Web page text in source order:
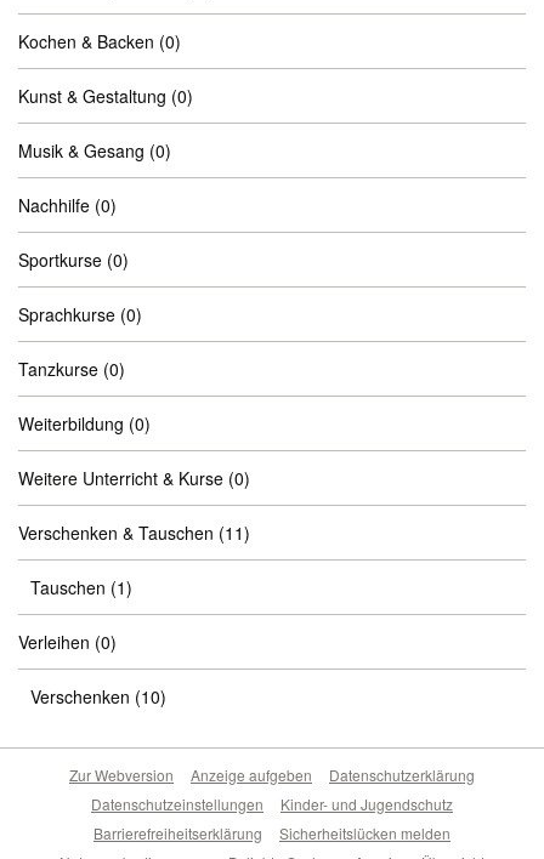
Kochen & Backen (0)
Kunst & Gestaltung (0)
Musik & Gesang (0)
Nachhilfe (0)
Sportkurse (0)
Sprachkurse (0)
Tanzkurse (0)
Weiterbildung (0)
Weitere Unterricht & Kurse (0)
Verschenken & Tauschen (11)
Tauschen (1)
Verleihen (0)
Verschenken (10)
Zur Webversion Anzeige aufgeben
Datenschutzerklärung
Datenschutzeinstellungen
Kinder- und Jugendschutz
Barrierefreiheitserklärung
Sicherheitslücken melden